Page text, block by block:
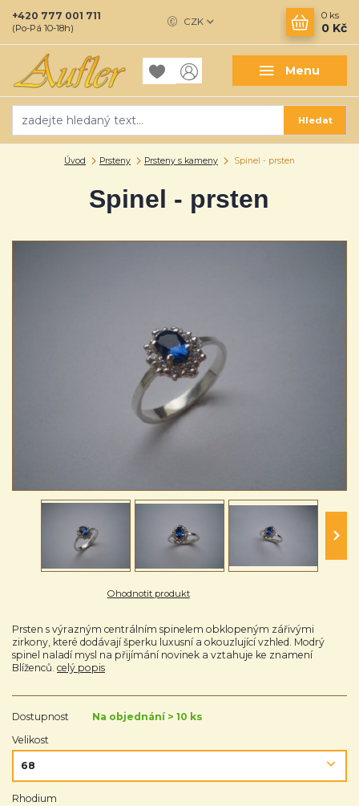
Menu
CZK
Hledat
+420 777 001 711
(Po-Pá 10-18h)
0 ks
0 Kč
Úvod Prsteny Prsteny s kameny Spinel - prsten
Spinel - prsten
Ohodnotit produkt
Prsten s výrazným centrálním spinelem obklopeným zářivými
zirkony, které dodávají šperku luxusní a okouzlující vzhled. Modrý
spinel naladí mysl na přijímání novinek a vztahuje ke znamení
Blíženců. celý popis
Dostupnost
Na objednání > 10 ks
Velikost
Rhodium